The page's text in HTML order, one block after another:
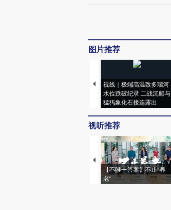
图片推荐
视线｜极端高温致多瑙河
水位跌破纪录 二战沉船与
猛犸象化石接连露出
视听推荐
【不唯一答案】不止“养
老”